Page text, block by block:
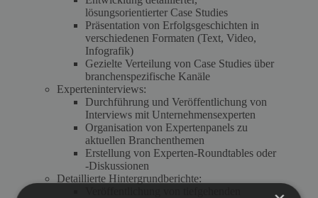
lösungsorientierter Case Studies
Präsentation von Erfolgsgeschichten in
verschiedenen Formaten (Text, Video,
Infografik)
Gezielte Verteilung von Case Studies über
branchenspezifische Kanäle
Experteninterviews:
Durchführung und Veröffentlichung von
Interviews mit Unternehmensexperten
Organisation von Expertenpanels zu
aktuellen Branchenthemen
Erstellung von Experten-Roundtables oder
-Diskussionen
Detaillierte Hintergrundberichte: